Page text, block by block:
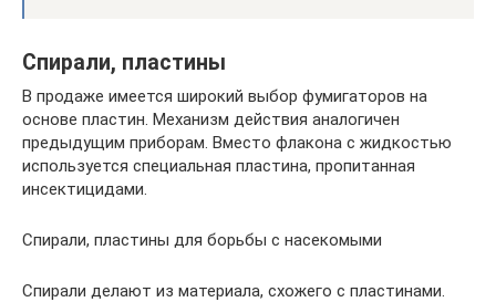
Спирали, пластины
В продаже имеется широкий выбор фумигаторов на
основе пластин. Механизм действия аналогичен
предыдущим приборам. Вместо флакона с жидкостью
используется специальная пластина, пропитанная
инсектицидами.
Спирали, пластины для борьбы с насекомыми
Спирали делают из материала, схожего с пластинами.